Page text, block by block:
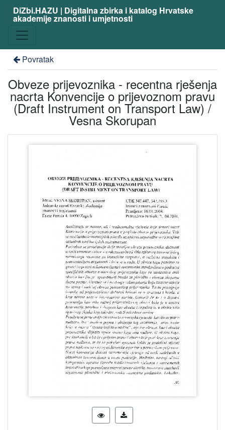
DiZbi.HAZU | Digitalna zbirka i katalog Hrvatske
akademije znanosti i umjetnosti
Povratak
Obveze prijevoznika - recentna rješenja
nacrta Konvencije o prijevoznom pravu
(Draft Instrument on Transport Law) /
Vesna Skorupan